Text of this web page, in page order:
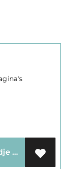
Voeg toe aan mijn winkelmandje